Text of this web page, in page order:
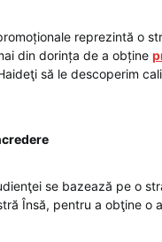
reprezintă o
din dorința de a obține
să le descoperim
se bazează pe o
Însă, pentru a obţine o